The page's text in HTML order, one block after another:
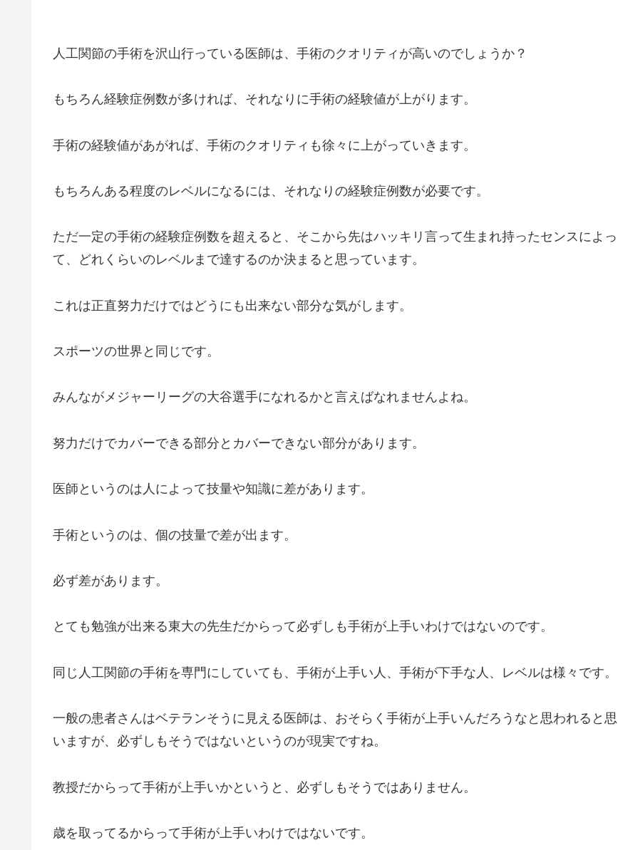
人工関節の手術を沢山行っている医師は、手術のクオリティが高いのでしょうか？
もちろん経験症例数が多ければ、それなりに手術の経験値が上がります。
手術の経験値があがれば、手術のクオリティも徐々に上がっていきます。
もちろんある程度のレベルになるには、それなりの経験症例数が必要です。
ただ一定の手術の経験症例数を超えると、そこから先はハッキリ言って生まれ持ったセンスによっ
て、どれくらいのレベルまで達するのか決まると思っています。
これは正直努力だけではどうにも出来ない部分な気がします。
スポーツの世界と同じです。
みんながメジャーリーグの大谷選手になれるかと言えばなれませんよね。
努力だけでカバーできる部分とカバーできない部分があります。
医師というのは人によって技量や知識に差があります。
手術というのは、個の技量で差が出ます。
必ず差があります。
とても勉強が出来る東大の先生だからって必ずしも手術が上手いわけではないのです。
同じ人工関節の手術を専門にしていても、手術が上手い人、手術が下手な人、レベルは様々です。
一般の患者さんはベテランそうに見える医師は、おそらく手術が上手いんだろうなと思われると思
いますが、必ずしもそうではないというのが現実ですね。
教授だからって手術が上手いかというと、必ずしもそうではありません。
歳を取ってるからって手術が上手いわけではないです。